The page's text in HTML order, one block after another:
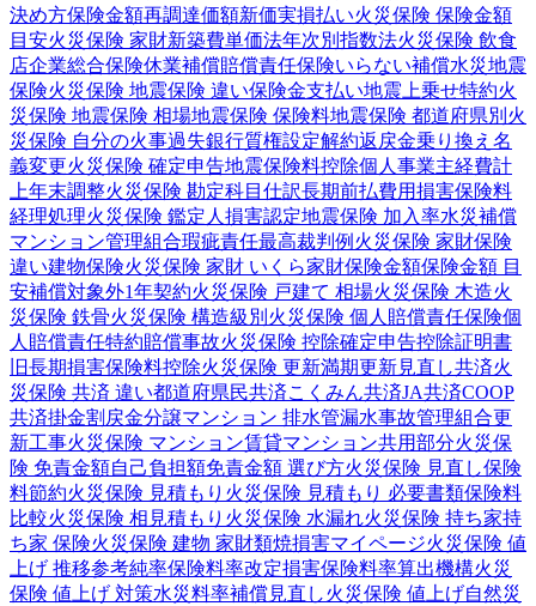
決め方保険金額再調達価額新価実損払い火災保険 保険金額
目安火災保険 家財新築費単価法年次別指数法火災保険 飲食
店企業総合保険休業補償賠償責任保険いらない補償水災地震
保険火災保険 地震保険 違い保険金支払い地震上乗せ特約火
災保険 地震保険 相場地震保険 保険料地震保険 都道府県別 火
災保険 自分の火事過失銀行質権設定解約返戻金乗り換え 名
義変更火災保険 確定申告地震保険料控除個人事業主経費計
上年末調整火災保険 勘定科目 仕訳長期前払費用損害保険料
経理処理火災保険 鑑定人 損害認定地震保険 加入率水災補償
マンション管理組合瑕疵責任最高裁判例 火災保険 家財保険
違い建物保険火災保険 家財 いくら家財保険金額保険金額 目
安補償対象外1年契約火災保険 戸建て 相場火災保険 木造火
災保険 鉄骨火災保険 構造級別 火災保険 個人賠償責任保険個
人賠償責任特約賠償事故火災保険 控除確定申告控除証明書
旧長期損害保険料控除火災保険 更新満期更新見直し共済火
災保険 共済 違い都道府県民共済こくみん共済JA共済COOP
共済掛金割戻金分譲マンション 排水管漏水事故管理組合更
新工事火災保険 マンション賃貸マンション共用部分火災保
険 免責金額自己負担額免責金額 選び方火災保険 見直し保険
料節約火災保険 見積もり 火災保険 見積もり 必要書類保険料
比較火災保険 相見積もり 火災保険 水漏れ火災保険 持ち家持
ち家 保険火災保険 建物 家財類焼損害マイページ火災保険 値
上げ 推移参考純率保険料率改定損害保険料率算出機構火災
保険 値上げ 対策水災料率補償見直し火災保険 値上げ自然災